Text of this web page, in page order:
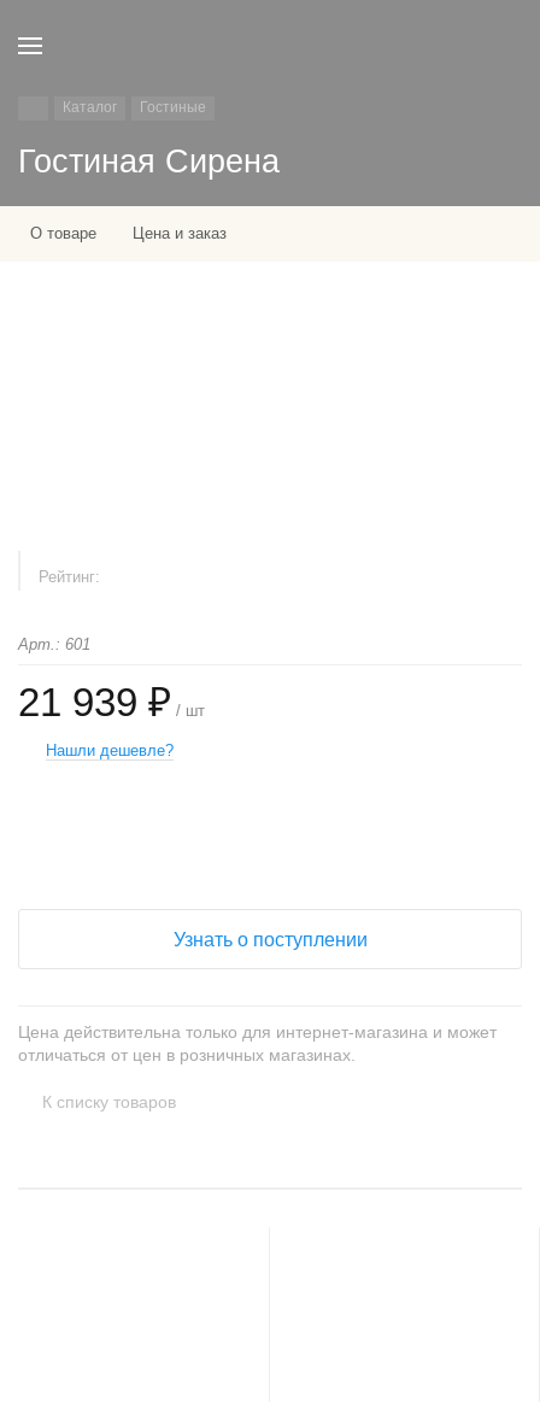
Каталог Гостиные
Гостиная Сирена
О товаре Цена и заказ
Рейтинг:
Арт.: 601
21 939 ₽ / шт
Нашли дешевле?
Узнать о поступлении
Цена действительна только для интернет-магазина и может
отличаться от цен в розничных магазинах.
К списку товаров